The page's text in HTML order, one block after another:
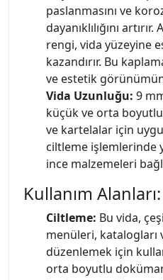
paslanmasını ve
dayanıklılığını
rengi, vida yüzeyine
kazandırır. Bu
ve estetik
Vida Uzunluğu: 9
küçük ve orta
ve kartelalar için
ciltleme işlemlerinde
ince malzemeleri
Kullanım Alanları:
Ciltleme: Bu vida,
menüleri, katalogları
düzenlemek için
orta boyutlu